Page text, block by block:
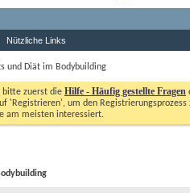
Nützliche Links
und Diät im Bodybuilding
bitte zuerst die Hilfe - Häufig gestellte Fragen
'Registrieren', um den
am meisten interessiert.